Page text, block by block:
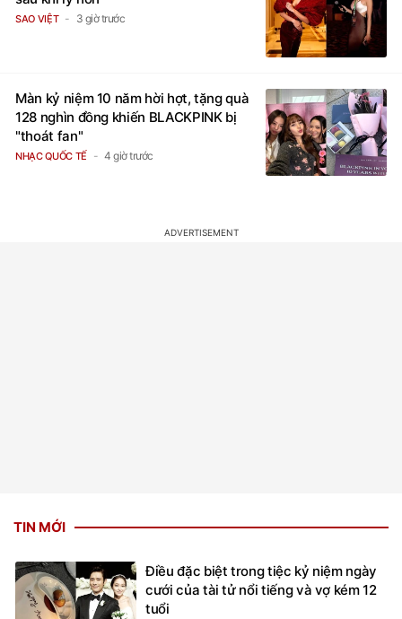
SAO VIỆT 3 giờ trước
Màn kỷ niệm 10 năm hời hợt, tặng quà
128 nghìn đồng khiến BLACKPINK bị
"thoát fan"
NHẠC QUỐC TẾ 4 giờ trước
TIN MỚI
Điều đặc biệt trong tiệc kỷ niệm ngày
cưới của tài tử nổi tiếng và vợ kém 12
tuổi